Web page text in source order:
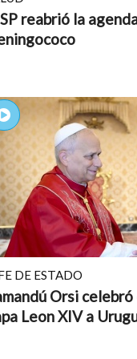
reabrió la
DE ESTADO
Orsi
Leon XIV a